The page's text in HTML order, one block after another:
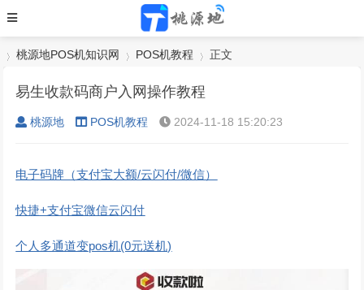
桃源地POS机知识网
›
POS机教程
›
正文
易生收款码商户入网操作教程
桃源地 POS机教程 2024-11-18 15:20:23
电子码牌（支付宝大额/云闪付/微信）
快捷+支付宝微信云闪付
个人多通道变pos机(0元送机)